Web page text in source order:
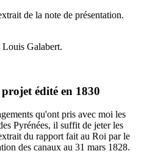
de la note de présentation.
Louis Galabert.
édité en 1830
qu'ont pris avec moi les
Pyrénées, il suffit de jeter les
du rapport fait au Roi par le
des canaux au 31 mars 1828.